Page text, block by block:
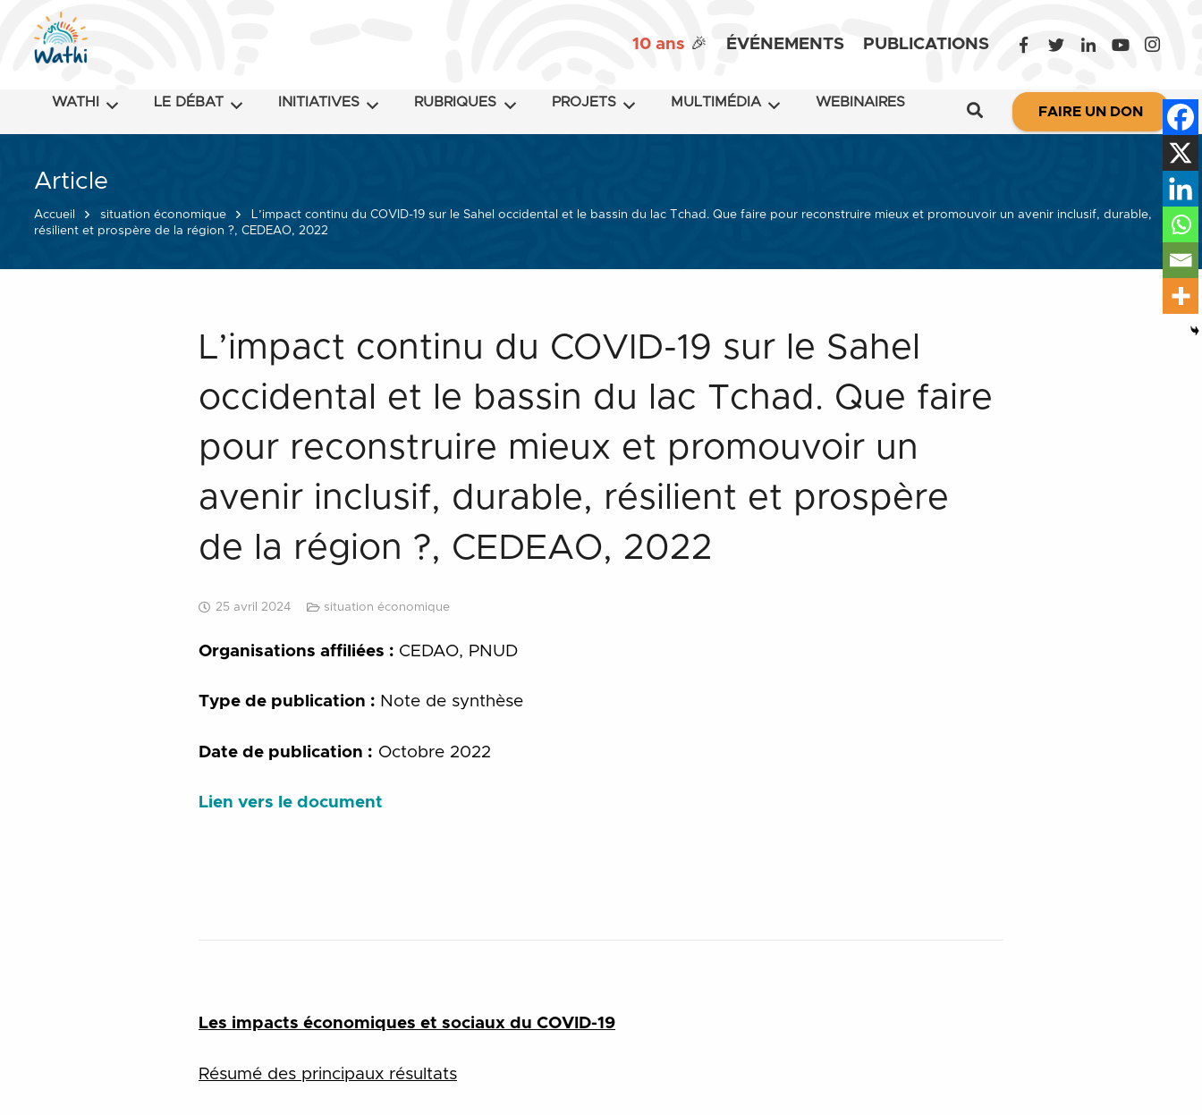
10 ans 🎉 ÉVÉNEMENTS PUBLICATIONS
WATHI LE DÉBAT INITIATIVES RUBRIQUES PROJETS MULTIMÉDIA WEBINAIRES
FAIRE UN DON
Article
Accueil situation économique
L’impact continu du COVID-19 sur le Sahel occidental et le bassin du lac Tchad. Que faire pour reconstruire mieux et promouvoir un avenir inclusif, durable,
résilient et prospère de la région ?, CEDEAO, 2022
L’impact continu du COVID-19 sur le Sahel
occidental et le bassin du lac Tchad. Que faire
pour reconstruire mieux et promouvoir un
avenir inclusif, durable, résilient et prospère
de la région ?, CEDEAO, 2022
25 avril 2024 situation économique
Organisations affiliées : CEDAO, PNUD
Type de publication : Note de synthèse
Date de publication : Octobre 2022
Lien vers le document
Les impacts économiques et sociaux du COVID-19
Résumé des principaux résultats